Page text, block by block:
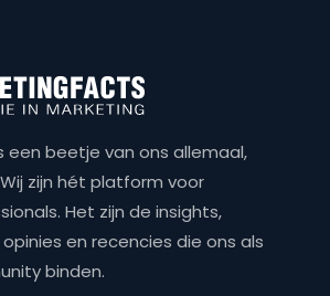
een beetje van ons allemaal,
zijn hét platform voor
Het zijn de insights,
en recencies die ons als
binden.